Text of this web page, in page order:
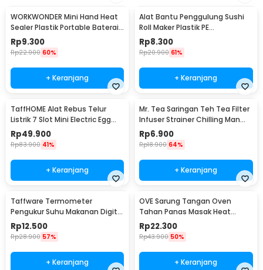
WORKWONDER Mini Hand Heat
Sealer Plastik Portable Baterai
AA - LX2000A
Rp9.300
Rp22.900 60%
+ Keranjang
Alat Bantu Penggulung Sushi
Roll Maker Plastik PE
22x20.5x0.1cm - E1119
Rp8.300
Rp20.900 61%
+ Keranjang
TaffHOME Alat Rebus Telur
Listrik 7 Slot Mini Electric Egg
Cooker 350W - YS-203
Rp49.900
Rp83.900 41%
+ Keranjang
Mr. Tea Saringan Teh Tea Filter
Infuser Strainer Chilling Man
Silicon - MR03
Rp6.900
Rp18.900 64%
+ Keranjang
Taffware Termometer
Pengukur Suhu Makanan Digital
Daging Kopi Susu - TP101
Rp12.500
Rp28.900 57%
+ Keranjang
OVE Sarung Tangan Oven
Tahan Panas Masak Heat
Resistant Gloves - 540F
Rp22.300
Rp43.900 50%
+ Keranjang